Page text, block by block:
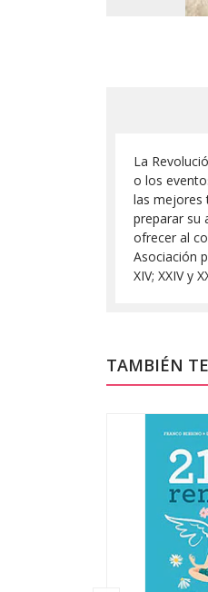
La
o los
las mejores
preparar su
ofrecer al
Asociación
XIV; XXIV y
TAMBIÉN